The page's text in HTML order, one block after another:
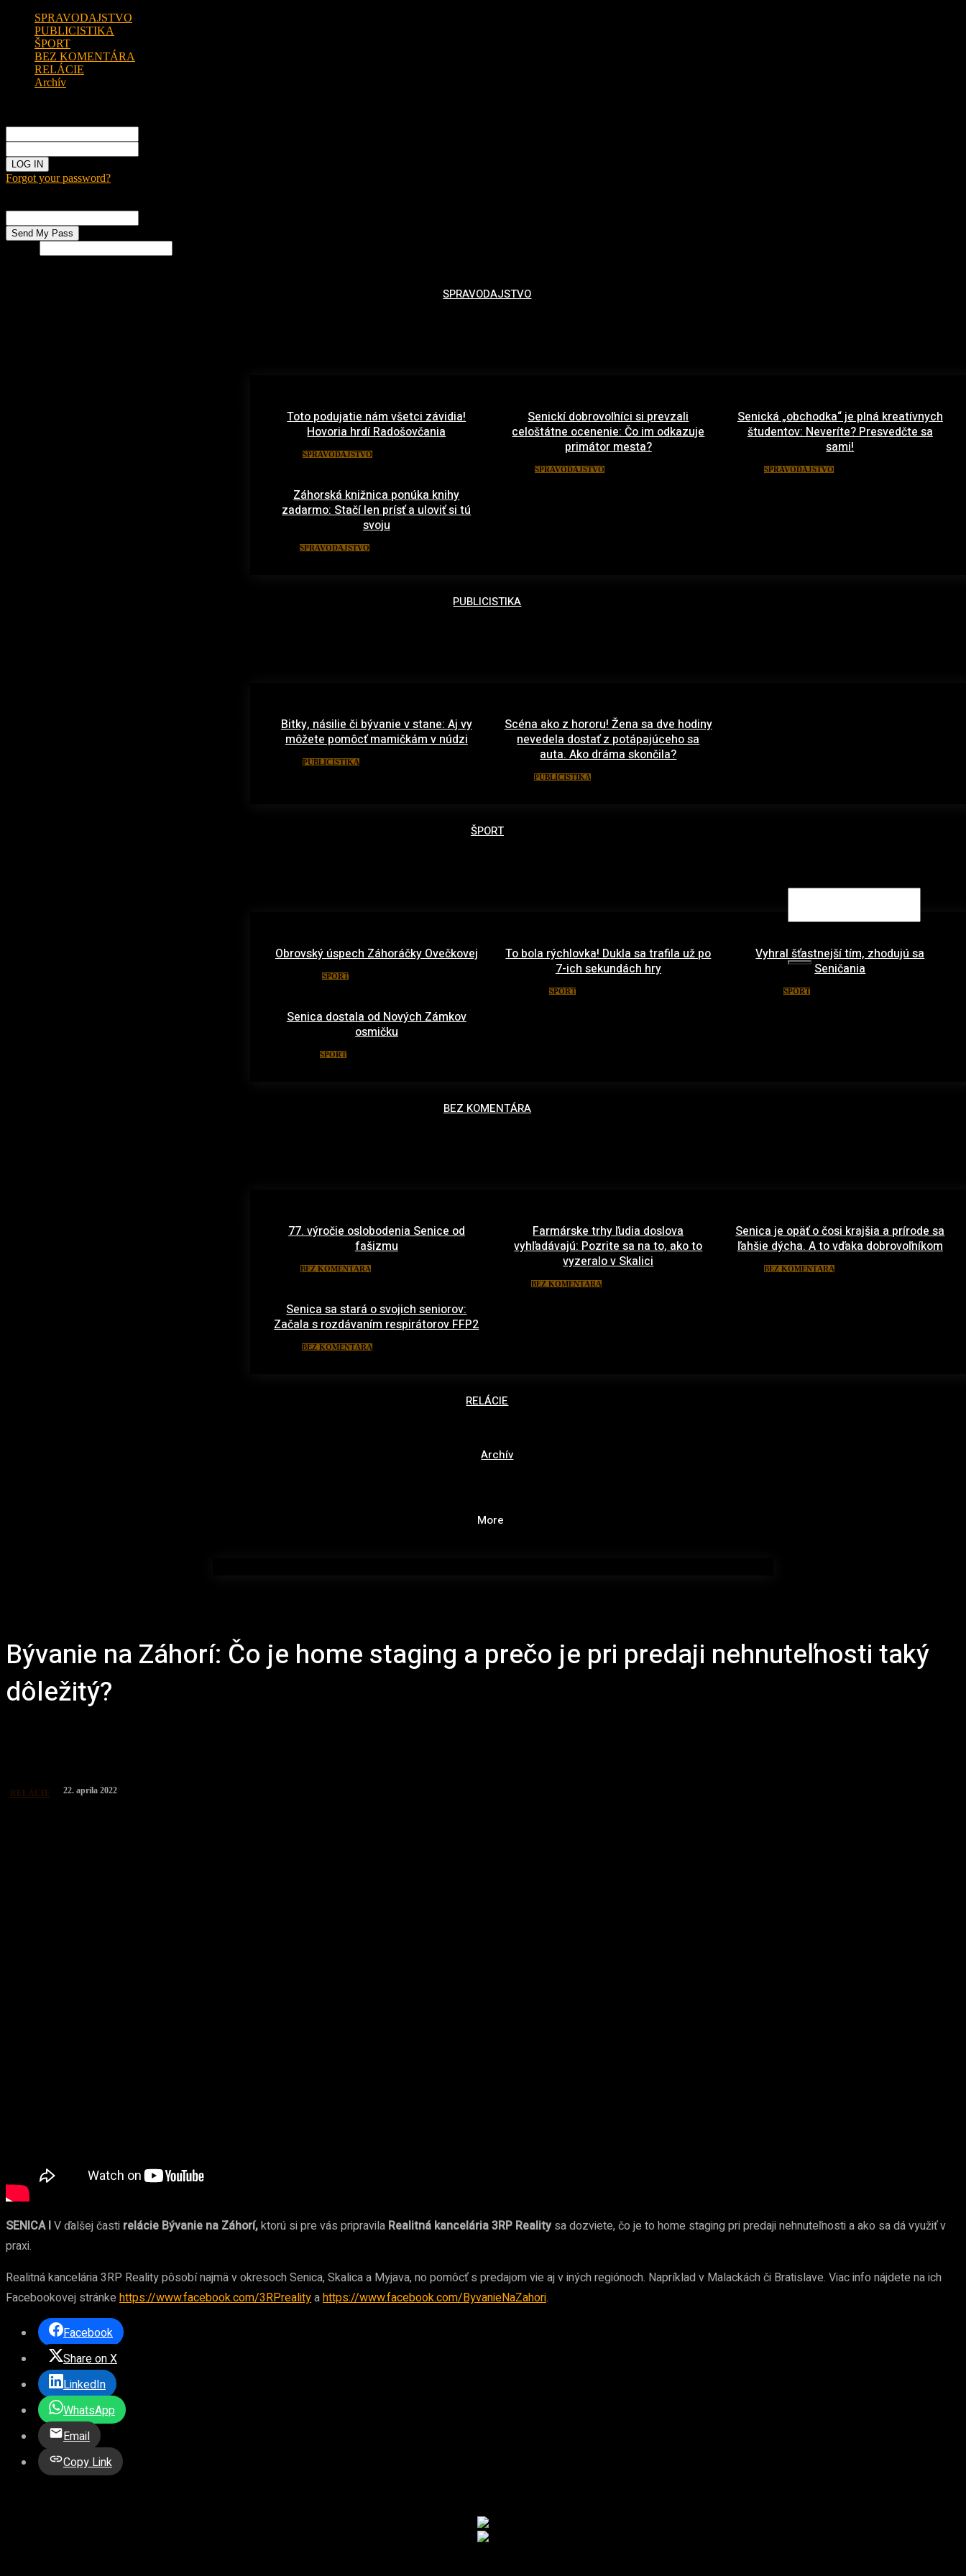
SPRAVODAJSTVO
PUBLICISTIKA
ŠPORT
BEZ KOMENTÁRA
RELÁCIE
Archív
Forgot your password?
SPRAVODAJSTVO
Toto podujatie nám všetci závidia!
Hovoria hrdí Radošovčania
SPRAVODAJSTVO
Senickí dobrovoľníci si prevzali
celoštátne ocenenie: Čo im odkazuje
primátor mesta?
SPRAVODAJSTVO
Senická „obchodka“ je plná kreatívnych
študentov: Neveríte? Presvedčte sa
sami!
SPRAVODAJSTVO
Záhorská knižnica ponúka knihy
zadarmo: Stačí len prísť a uloviť si tú
svoju
SPRAVODAJSTVO
PUBLICISTIKA
Bitky, násilie či bývanie v stane: Aj vy
môžete pomôcť mamičkám v núdzi
PUBLICISTIKA
Scéna ako z hororu! Žena sa dve hodiny
nevedela dostať z potápajúceho sa
auta. Ako dráma skončila?
PUBLICISTIKA
ŠPORT
Obrovský úspech Záhoráčky Ovečkovej
ŠPORT
To bola rýchlovka! Dukla sa trafila už po
7-ich sekundách hry
ŠPORT
Vyhral šťastnejší tím, zhodujú sa
Seničania
ŠPORT
Senica dostala od Nových Zámkov
osmičku
ŠPORT
BEZ KOMENTÁRA
77. výročie oslobodenia Senice od
fašizmu
BEZ KOMENTÁRA
Farmárske trhy ľudia doslova
vyhľadávajú: Pozrite sa na to, ako to
vyzeralo v Skalici
BEZ KOMENTÁRA
Senica je opäť o čosi krajšia a prírode sa
ľahšie dýcha. A to vďaka dobrovoľníkom
BEZ KOMENTÁRA
Senica sa stará o svojich seniorov:
Začala s rozdávaním respirátorov FFP2
BEZ KOMENTÁRA
RELÁCIE
Archív
More
Bývanie na Záhorí: Čo je home staging a prečo je pri predaji nehnuteľnosti taký
dôležitý?
RELÁCIE 22. apríla 2022
SENICA IV ďalšej časti relácie Bývanie na Záhorí,ktorú si pre vás pripravila Realitná kancelária 3RP Realitysa dozviete, čo je to home staging pri predaji nehnuteľnosti a ako sa dá využiť v
praxi.
Realitná kancelária 3RP Reality pôsobí najmä v okresoch Senica, Skalica a Myjava, no pomôcť s predajom vie aj v iných regiónoch. Napríklad v Malackách či Bratislave. Viac info nájdete na ich
Facebookovej stránke https://www.facebook.com/3RPrealityahttps://www.facebook.com/ByvanieNaZahori.
Facebook
Share on X
LinkedIn
WhatsApp
Email
Copy Link